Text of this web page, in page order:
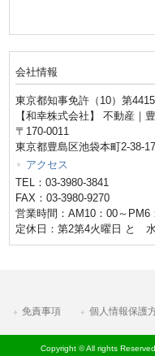
会社情報
東京都知事免許（10）第
【和幸株式会社】 不動産｜
〒170-0011
東京都豊島区池袋本町2-38-17
アクセス
TEL：03-3980-3841
FAX：03-3980-9270
営業時間：AM10：00～PM6
定休日：第2第4火曜日 と
免責事項 個人情報保護
Copyright © All rights